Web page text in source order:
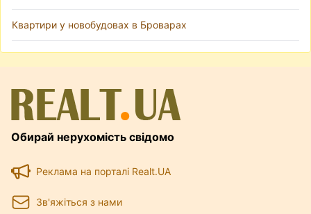
Квартири у новобудовах в Броварах
Обирай нерухомість свідомо
Реклама на порталі Realt.UA
Зв'яжіться з нами